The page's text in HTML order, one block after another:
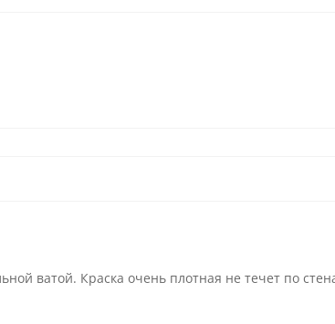
ватой. Краска очень плотная не течет по